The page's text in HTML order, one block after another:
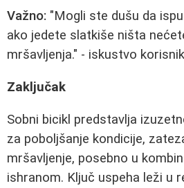
Važno: "Mogli ste dušu da
ako jedete slatkiše ništa
mršavljenja." - iskustvo
Zaključak
Sobni bicikl predstavlja
za poboljšanje kondicije,
mršavljenje, posebno u
ishranom. Ključ uspeha leži u